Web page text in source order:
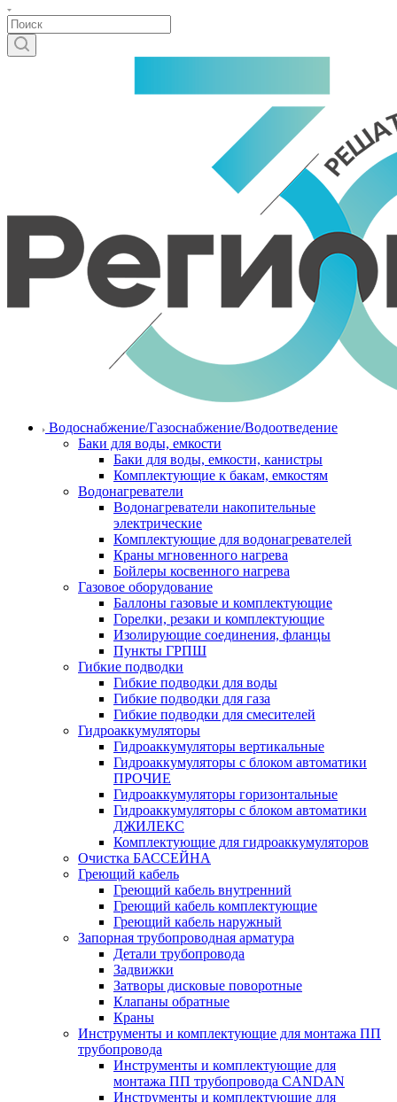
Водоснабжение/Газоснабжение/Водоотведение
Баки для воды, емкости
Баки для воды, емкости, канистры
Комплектующие к бакам, емкостям
Водонагреватели
Водонагреватели накопительные
электрические
Комплектующие для водонагревателей
Краны мгновенного нагрева
Бойлеры косвенного нагрева
Газовое оборудование
Баллоны газовые и комплектующие
Горелки, резаки и комплектующие
Изолирующие соединения, фланцы
Пункты ГРПШ
Гибкие подводки
Гибкие подводки для воды
Гибкие подводки для газа
Гибкие подводки для смесителей
Гидроаккумуляторы
Гидроаккумуляторы вертикальные
Гидроаккумуляторы с блоком автоматики
ПРОЧИЕ
Гидроаккумуляторы горизонтальные
Гидроаккумуляторы с блоком автоматики
ДЖИЛЕКС
Комплектующие для гидроаккумуляторов
Очистка БАССЕЙНА
Греющий кабель
Греющий кабель внутренний
Греющий кабель комплектующие
Греющий кабель наружный
Запорная трубопроводная арматура
Детали трубопровода
Задвижки
Затворы дисковые поворотные
Клапаны обратные
Краны
Инструменты и комплектующие для монтажа ПП
трубопровода
Инструменты и комплектующие для
монтажа ПП трубопровода CANDAN
Инструменты и комплектующие для